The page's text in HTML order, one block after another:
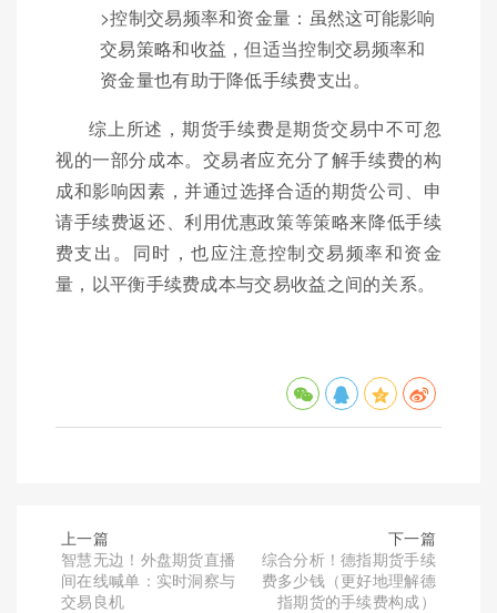
>控制交易频率和资金量：虽然这可能影响
交易策略和收益，但适当控制交易频率和
资金量也有助于降低手续费支出。
综上所述，期货手续费是期货交易中不可忽
视的一部分成本。交易者应充分了解手续费的构
成和影响因素，并通过选择合适的期货公司、申
请手续费返还、利用优惠政策等策略来降低手续
费支出。同时，也应注意控制交易频率和资金
量，以平衡手续费成本与交易收益之间的关系。
上一篇
智慧无边！外盘期货直播
间在线喊单：实时洞察与
交易良机
下一篇
综合分析！德指期货手续
费多少钱（更好地理解德
指期货的手续费构成）